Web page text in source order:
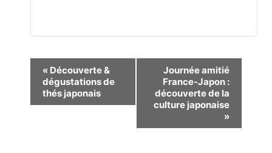
Navigation
Évènement
« Découverte &
dégustations de
thés japonais
Journée amitié
France-Japon :
découverte de la
culture japonaise
»